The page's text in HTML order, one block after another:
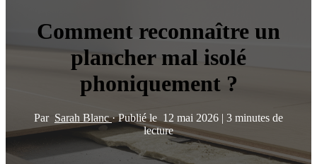
Comment reconnaître un
plancher mal isolé
phoniquement ?
Par Sarah Blanc· Publié le 12 mai 2026 | 3 minutes de
lecture